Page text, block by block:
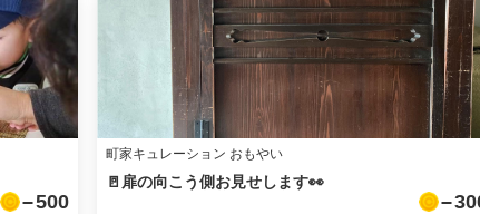
メール
500
町家キュレーション おもやい
🚪扉の向こう側お見せします👀